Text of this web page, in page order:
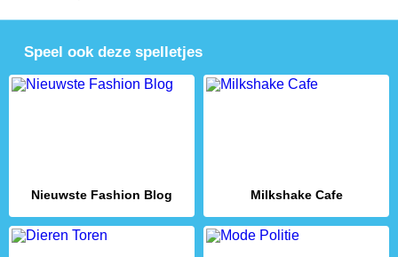
Speel ook deze spelletjes
Nieuwste Fashion Blog Milkshake Cafe